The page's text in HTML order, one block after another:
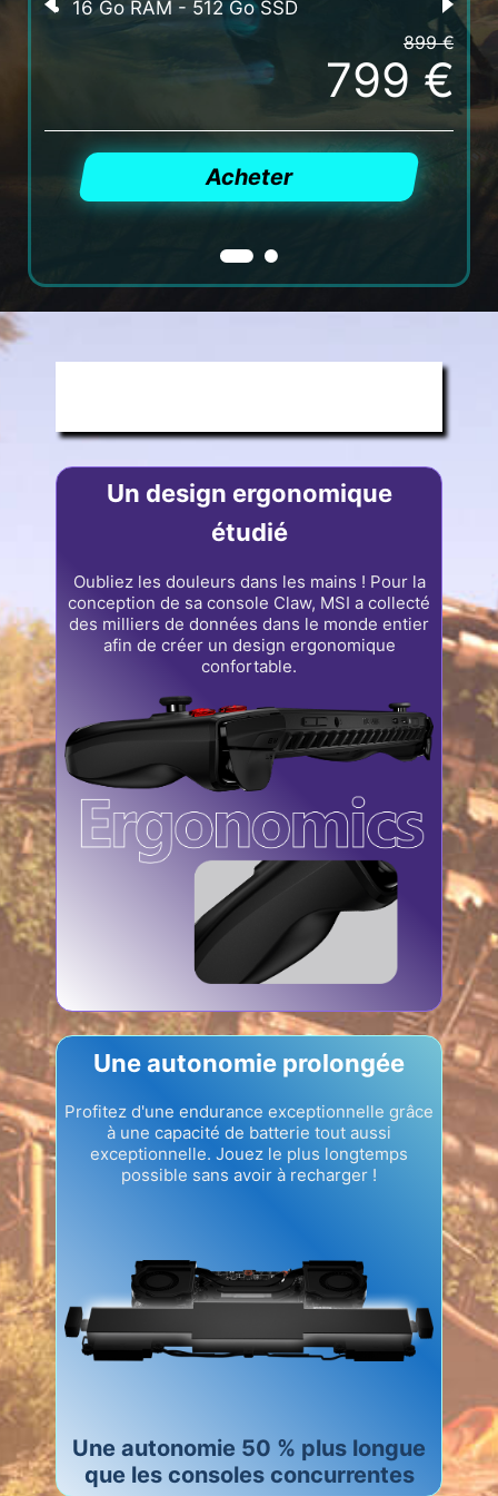
16 Go RAM - 512 Go SSD
899 €
799 €
Acheter
Un design ergonomique
étudié
Oubliez les douleurs dans les mains ! Pour la
conception de sa console Claw, MSI a collecté
des milliers de données dans le monde entier
afin de créer un design ergonomique
confortable.
Une autonomie prolongée
Profitez d'une endurance exceptionnelle grâce
à une capacité de batterie tout aussi
exceptionnelle. Jouez le plus longtemps
possible sans avoir à recharger !
Une autonomie 50 % plus longue
que les consoles concurrentes